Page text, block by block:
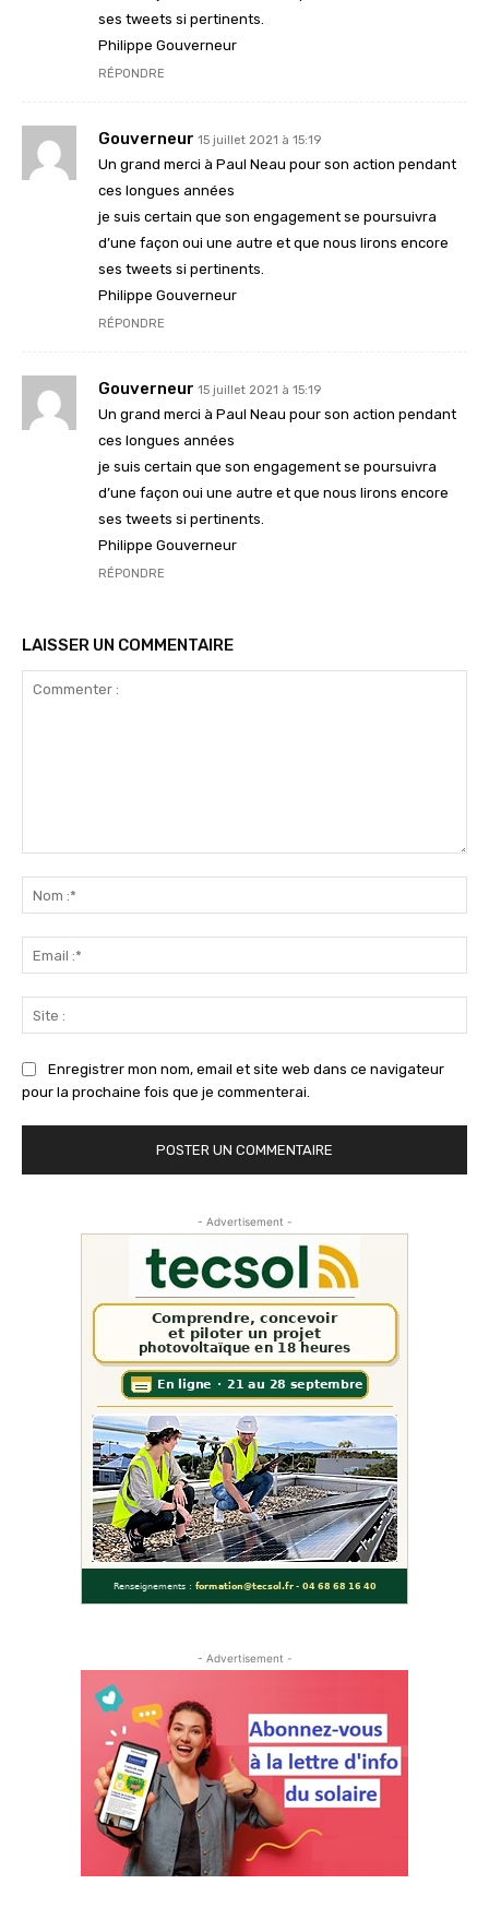
ses tweets si pertinents.
Philippe Gouverneur
RÉPONDRE
Gouverneur 15 juillet 2021 à 15:19
Un grand merci à Paul Neau pour son action pendant
ces longues années
je suis certain que son engagement se poursuivra
d’une façon oui une autre et que nous lirons encore
ses tweets si pertinents.
Philippe Gouverneur
RÉPONDRE
Gouverneur 15 juillet 2021 à 15:19
Un grand merci à Paul Neau pour son action pendant
ces longues années
je suis certain que son engagement se poursuivra
d’une façon oui une autre et que nous lirons encore
ses tweets si pertinents.
Philippe Gouverneur
RÉPONDRE
LAISSER UN COMMENTAIRE
:*
:*
:
Enregistrer mon nom, email et site web dans ce navigateur
pour la prochaine fois que je commenterai.
- Advertisement -
- Advertisement -